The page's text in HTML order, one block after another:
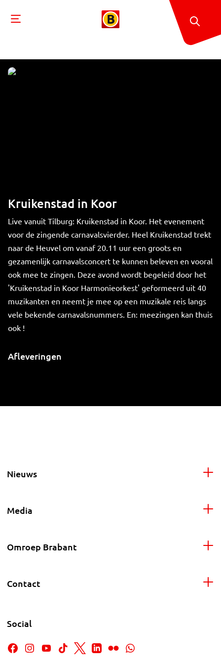
Kruikenstad in Koor
Live vanuit Tilburg: Kruikenstad in Koor. Het evenement
voor de zingende carnavalsvierder. Heel Kruikenstad trekt
naar de Heuvel om vanaf 20.11 uur een groots en
gezamenlijk carnavalsconcert te kunnen beleven en vooral
ook mee te zingen. Deze avond wordt begeleid door het
'Kruikenstad in Koor Harmonieorkest' geformeerd uit 40
muzikanten en neemt je mee op een muzikale reis langs
vele bekende carnavalsnummers. En: meezingen kan thuis
ook !
Afleveringen
Nieuws
Media
Omroep Brabant
Contact
Social